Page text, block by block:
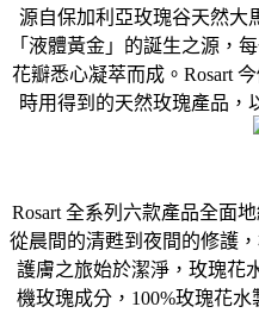
源自保加利亞玫瑰谷天然大
「液體黃金」的誕生之源，
花瓣悉心凝萃而成。Rosart
時用得到的天然玫瑰產品，
Rosart 全系列六款產品全面
從晨間的清甦到夜間的修護
護膚之旅始於潔淨，玫瑰花
機玫瑰成分，100%玫瑰花